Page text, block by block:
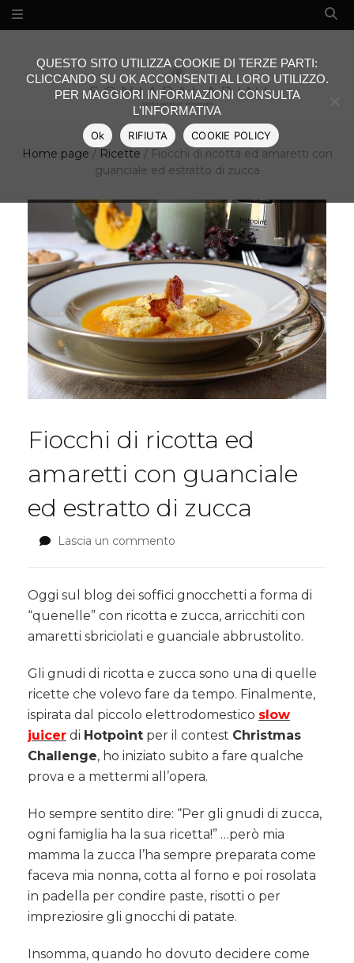
Home page / Ricette / Fiocchi di ricotta ed amaretti con
guanciale ed estratto di zucca
Fiocchi di ricotta ed
amaretti con guanciale
ed estratto di zucca
Lascia un commento
ricotta
amaretti
con
ed
estratto
zucca
Oggi sul blog dei soffici gnocchetti a forma di
“quenelle” con ricotta e zucca, arricchiti con
amaretti sbriciolati e guanciale abbrustolito.
Gli gnudi di ricotta e zucca sono una di quelle
ricette che volevo fare da tempo. Finalmente,
ispirata dal piccolo elettrodomestico slow
juicer di Hotpoint per il contest Christmas
Challenge, ho iniziato subito a fare qualche
prova e a mettermi all’opera.
Ho sempre sentito dire: “Per gli gnudi di zucca,
ogni famiglia ha la sua ricetta!” …però mia
mamma la zucca l’ha sempre preparata come
faceva mia nonna, cotta al forno e poi rosolata
in padella per condire paste, risotti o per
impreziosire gli gnocchi di patate.
Insomma, quando ho dovuto decidere come
QUESTO SITO UTILIZZA COOKIE DI TERZE PARTI:
CLICCANDO SU OK ACCONSENTI AL LORO UTILIZZO.
PER MAGGIORI INFORMAZIONI CONSULTA
L'INFORMATIVA
Ok RIFIUTA COOKIE POLICY